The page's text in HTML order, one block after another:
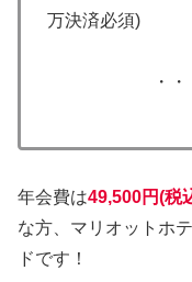
万決済必須)
・・・な
年会費は49,500円(税
な方、マリオットホ
ドです！